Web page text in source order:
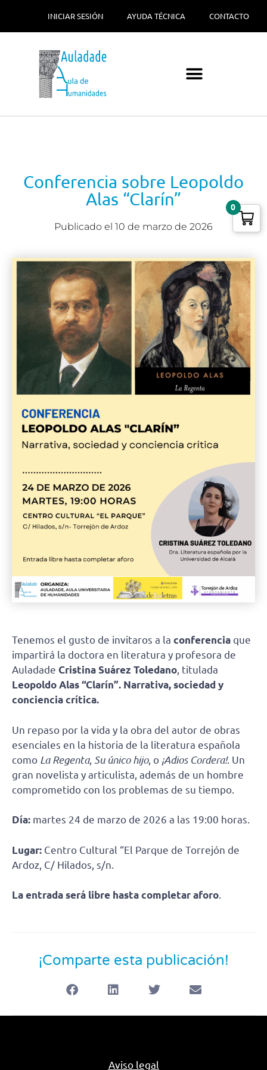
INICIAR SESIÓN AYUDA TÉCNICA CONTACTO
Conferencia sobre Leopoldo
Alas “Clarín”
Publicado el 10 de marzo de 2026
Tenemos el gusto de invitaros a la conferencia que
impartirá la doctora en literatura y profesora de
Auladade Cristina Suárez Toledano, titulada
Leopoldo Alas “Clarín”. Narrativa, sociedad y
conciencia crítica.
Un repaso por la vida y la obra del autor de obras
esenciales en la historia de la literatura española
como La Regenta, Su único hijo, o ¡Adios Cordera!. Un
gran novelista y articulista, además de un hombre
comprometido con los problemas de su tiempo.
Día: martes 24 de marzo de 2026 a las 19:00 horas.
Lugar: Centro Cultural “El Parque de Torrejón de
Ardoz, C/ Hilados, s/n.
La entrada será libre hasta completar aforo.
¡Comparte esta publicación!
Aviso legal
0